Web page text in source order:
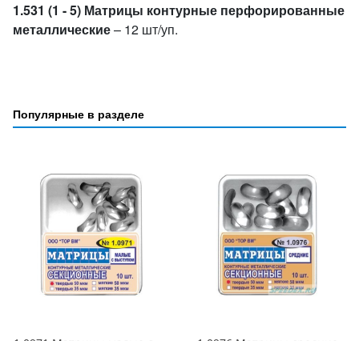
1.531 (1 - 5) Матрицы контурные перфорированные
металлические– 12 шт/уп.
Популярные в разделе